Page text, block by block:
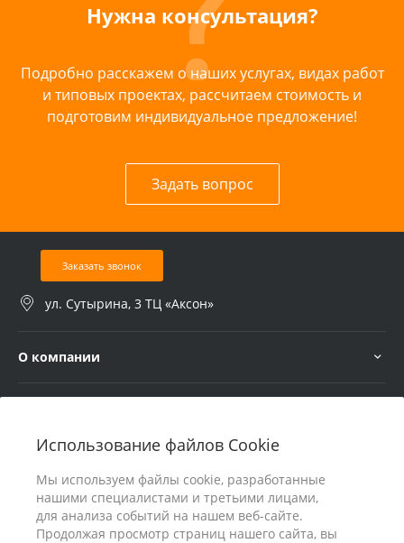
Использование файлов Cookie
Мы используем файлы cookie, разработанные
нашими специалистами и третьими лицами,
для анализа событий на нашем веб-сайте.
Продолжая просмотр страниц нашего сайта, вы
Нужна консультация?
Подробно расскажем о наших услугах, видах работ
и типовых проектах, рассчитаем стоимость и
подготовим индивидуальное предложение!
Задать вопрос
Заказать звонок
ул. Сутырина, 3 ТЦ «Аксон»
О компании